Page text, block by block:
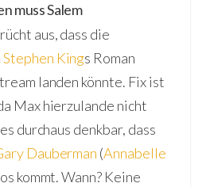
muss Salem
aus, dass die
Stephen Kings Roman
landen könnte. Fix ist
Max hierzulande nicht
durchaus denkbar, dass
Dauberman (Annabelle
kommt. Wann? Keine